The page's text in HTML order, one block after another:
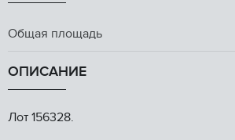
Общая площадь
ОПИСАНИЕ
Лот 156328.